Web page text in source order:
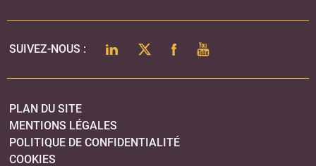
SUIVEZ-NOUS : LINKEDINTWITTERFACEBOOK
YOUTUBE
PLAN DU SITE
MENTIONS LÉGALES
POLITIQUE DE CONFIDENTIALITÉ
COOKIES